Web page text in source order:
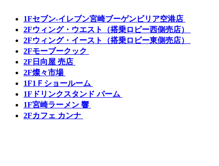
1Fセブン-イレブン宮崎ブーゲンビリア空港店
2Fウィング・ウエスト（搭乗ロビー西側売店）
2Fウィング・イースト（搭乗ロビー東側売店）
2Fモーブークック
2F 日向屋 売店
2F燦々市場
1F1Ｆショールーム
1F ドリンクスタンド パーム
1F宮崎ラーメン 響
2Fカフェ カンナ